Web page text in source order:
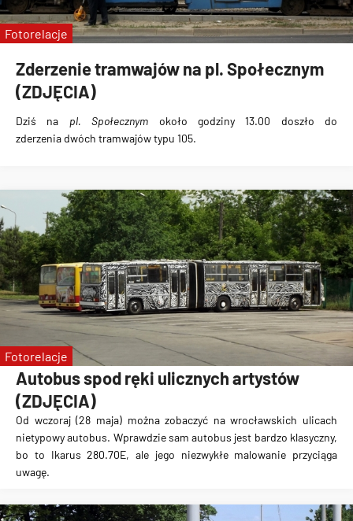
Zderzenie tramwajów na pl. Społecznym
(ZDJĘCIA)
Dziś na pl. Społecznym około godziny 13.00 doszło do
zderzenia dwóch tramwajów typu 105.
Fotorelacje
Autobus spod ręki ulicznych artystów
(ZDJĘCIA)
Od wczoraj(28 maja) można zobaczyć na wrocławskich ulicach
nietypowy autobus. Wprawdzie sam autobus jest bardzo klasyczny,
bo to Ikarus 280.70E, ale jego niezwykłe malowanie przyciąga
uwagę.
Fotorelacje